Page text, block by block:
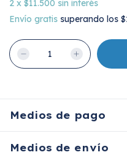
2 x $11.500 sin interés
Envío gratis superando los
Medios de pago
Medios de envío